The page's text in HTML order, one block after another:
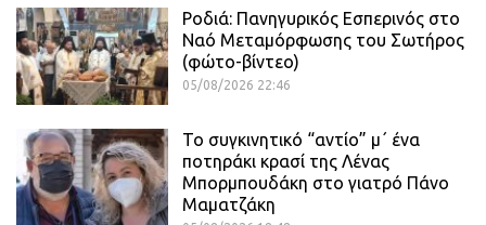
Ροδιά: Πανηγυρικός Εσπερινός στο
Ναό Μεταμόρφωσης του Σωτήρος
(φώτο-βίντεο)
05/08/2026 22:46
Το συγκινητικό “αντίο” μ΄ ένα
ποτηράκι κρασί της Λένας
Μπορμπουδάκη στο γιατρό Πάνο
Μαματζάκη